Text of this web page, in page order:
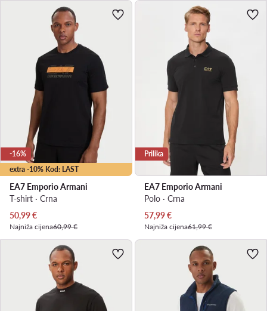
extra -10% Kod: LAST
-16%
EA7 Emporio Armani
T-shirt · Crna
Trenutna cijena
50,99€
Najniža cijena60,99 €
Prilika
EA7 Emporio Armani
Polo · Crna
Trenutna cijena
57,99€
Najniža cijena61,99 €